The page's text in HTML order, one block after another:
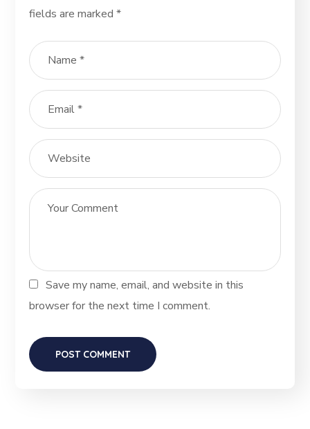
fields are marked*
Save my name, email, and website in this
browser for the next time I comment.